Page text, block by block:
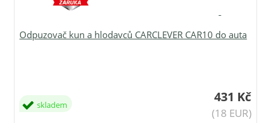
Odpuzovač kun a hlodavců CARCLEVER CAR10 do auta
431 Kč
(18 EUR)
skladem